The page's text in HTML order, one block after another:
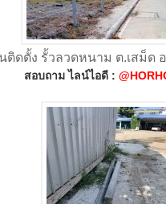
ติดตั้ง รั้วลวดหนาม ต.เสม็ด
สอบถาม ไลน์ไอดี :